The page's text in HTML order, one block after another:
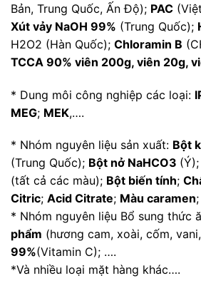
Bản, Trung Quốc, Ấn Độ); PAC
Xút vảy NaOH 99% (Trung Quốc);
H2O2 (Hàn Quốc); Chloramin B
TCCA 90% viên 200g, viên 20g,
* Dung môi công nghiệp các loại:
MEG; MEK,….
* Nhóm nguyên liệu sản xuất: Bột
(Trung Quốc); Bột nở NaHCO3 (Ý);
(tất cả các màu); Bột biến tính;
Citric; Acid Citrate; Màu caramen
* Nhóm nguyên liệu Bổ sung thức
phẩm (hương cam, xoài, cốm,
99%(Vitamin C); ….
*Và nhiều loại mặt hàng khác….